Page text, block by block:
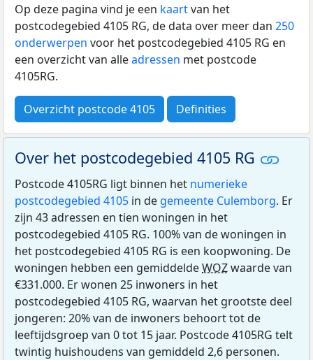
Op deze pagina vind je een kaartvan het
postcodegebied 4105 RG, de data over meer dan 250
onderwerpen voor het postcodegebied 4105 RG en
een overzicht van alleadressen met postcode
4105RG.
Overzicht postcode 4105 Definities
Over het postcodegebied 4105 RG
Postcode 4105RG ligt binnen het numerieke
postcodegebied 4105 in de gemeente Culemborg. Er
zijn 43 adressen en tien woningen in het
postcodegebied 4105 RG. 100% van de woningen in
het postcodegebied 4105 RG is een koopwoning. De
woningen hebben een gemiddeldeWOZwaarde van
€331.000. Er wonen 25 inwoners in het
postcodegebied 4105 RG, waarvan het grootste deel
jongeren: 20% van de inwoners behoort tot de
leeftijdsgroep van 0 tot 15 jaar. Postcode 4105RG telt
twintig huishoudens van gemiddeld 2,6 personen.